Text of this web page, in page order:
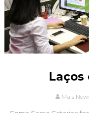
Laços
Mais